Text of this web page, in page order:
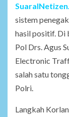
sistem
hasil positif. Di
Pol Drs. Agus
Electronic
salah satu
Polri.
Langkah